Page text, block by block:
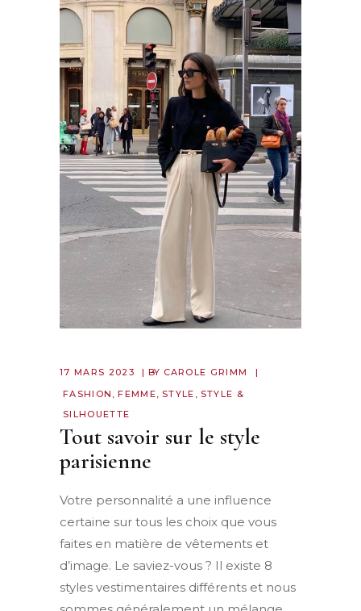
17 MARS 2023 BY CAROLE GRIMM
FASHION ,FEMME, STYLE , STYLE &
SILHOUETTE
Tout savoir sur le style
parisienne
Votre personnalité a une influence
certaine sur tous les choix que vous
faites en matière de vêtements et
d’image. Le saviez-vous ? Il existe 8
styles vestimentaires différents et nous